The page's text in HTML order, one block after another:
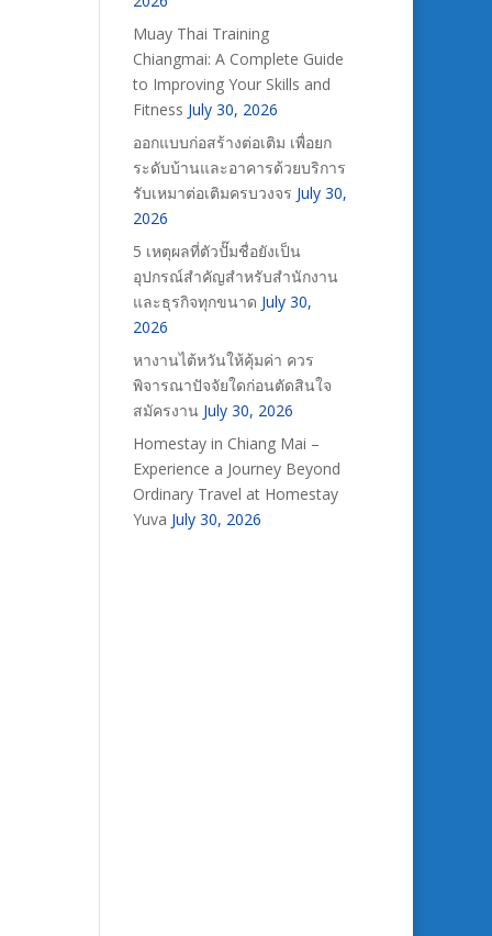
Muay Thai Training
Chiangmai: A Complete Guide
to Improving Your Skills and
Fitness July 30, 2026
ออกแบบก่อสร้างต่อเติม เพื่อยก
ระดับบ้านและอาคารด้วยบริการ
รับเหมาต่อเติมครบวงจร July 30,
2026
5 เหตุผลที่ตัวปั๊มชื่อยังเป็น
อุปกรณ์สำคัญสำหรับสำนักงาน
และธุรกิจทุกขนาด July 30,
2026
หางานไต้หวันให้คุ้มค่า ควร
พิจารณาปัจจัยใดก่อนตัดสินใจ
สมัครงาน July 30, 2026
Homestay in Chiang Mai –
Experience a Journey Beyond
Ordinary Travel at Homestay
Yuva July 30, 2026